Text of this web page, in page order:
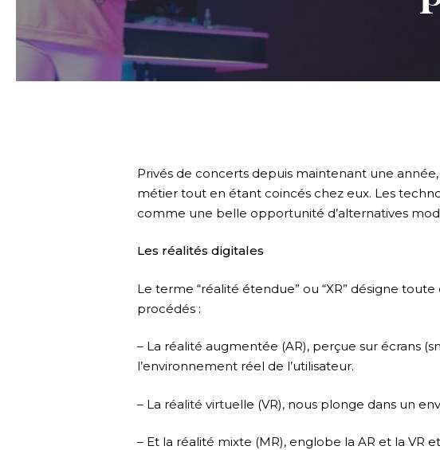
Privés de concerts depuis maintenant une
métier tout en étant coincés chez eux. Les
comme une belle opportunité d’alternatives
Les réalités digitales
Le terme “réalité étendue” ou “XR” désigne
procédés :
– La réalité augmentée (AR), perçue sur écrans
l’environnement réel de l’utilisateur.
– La réalité virtuelle (VR), nous plonge dans un
– Et la réalité mixte (MR), englobe la AR et la VR